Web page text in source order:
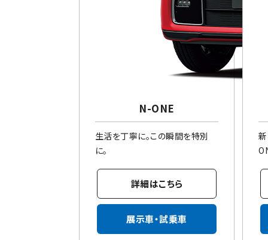
N-ONE
生活を丁寧に。この瞬間を特別
に。
詳細はこちら
展示車・試乗車